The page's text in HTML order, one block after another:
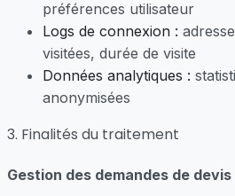
préférences utilisateur
Logs de connexion :
visitées, durée de visite
Données analytiques :
anonymisées
3. Finalités du traitement
Gestion des demandes de devis